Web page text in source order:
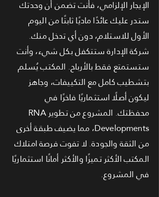
الإيجار الإلزامي، فأنت تضمن أن وحدتك
ستدر عليك عائدًا ماديًا ثابتًا من اليوم
الأول للاستلام، دون أي تدخل منك.
شركة الإدارة ستتكفل بكل شيء، وأنت
ستستمتع فقط بالأرباح. المكتب يُسلم
بتشطيب كامل مع التكييفات، وجاهز
ليكون أصلًا استثماريًا فاخرًا في
محفظتك. المشروع من تطوير RNA
Developments، مما يضيف طبقة أخرى
من الثقة والجودة. لا تفوت فرصة امتلاك
المكتب الأكثر تميزًا والأكثر أمانًا استثماريًا
في المشروع.